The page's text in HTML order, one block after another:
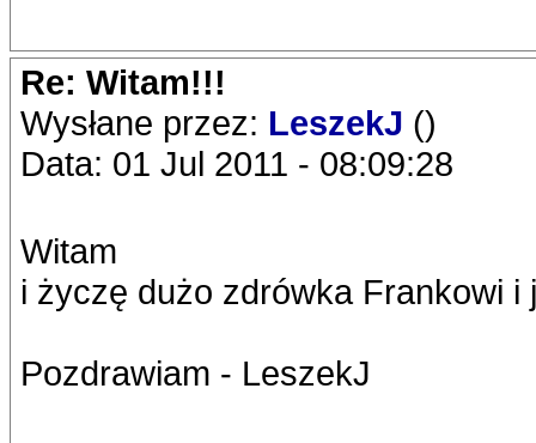
Re: Witam!!!
Wysłane przez: LeszekJ ()
Data: 01 Jul 2011 - 08:09:28
Witam
i życzę dużo zdrówka Frankowi i
Pozdrawiam - LeszekJ